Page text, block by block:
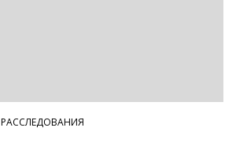
РАССЛЕДОВАНИЯ